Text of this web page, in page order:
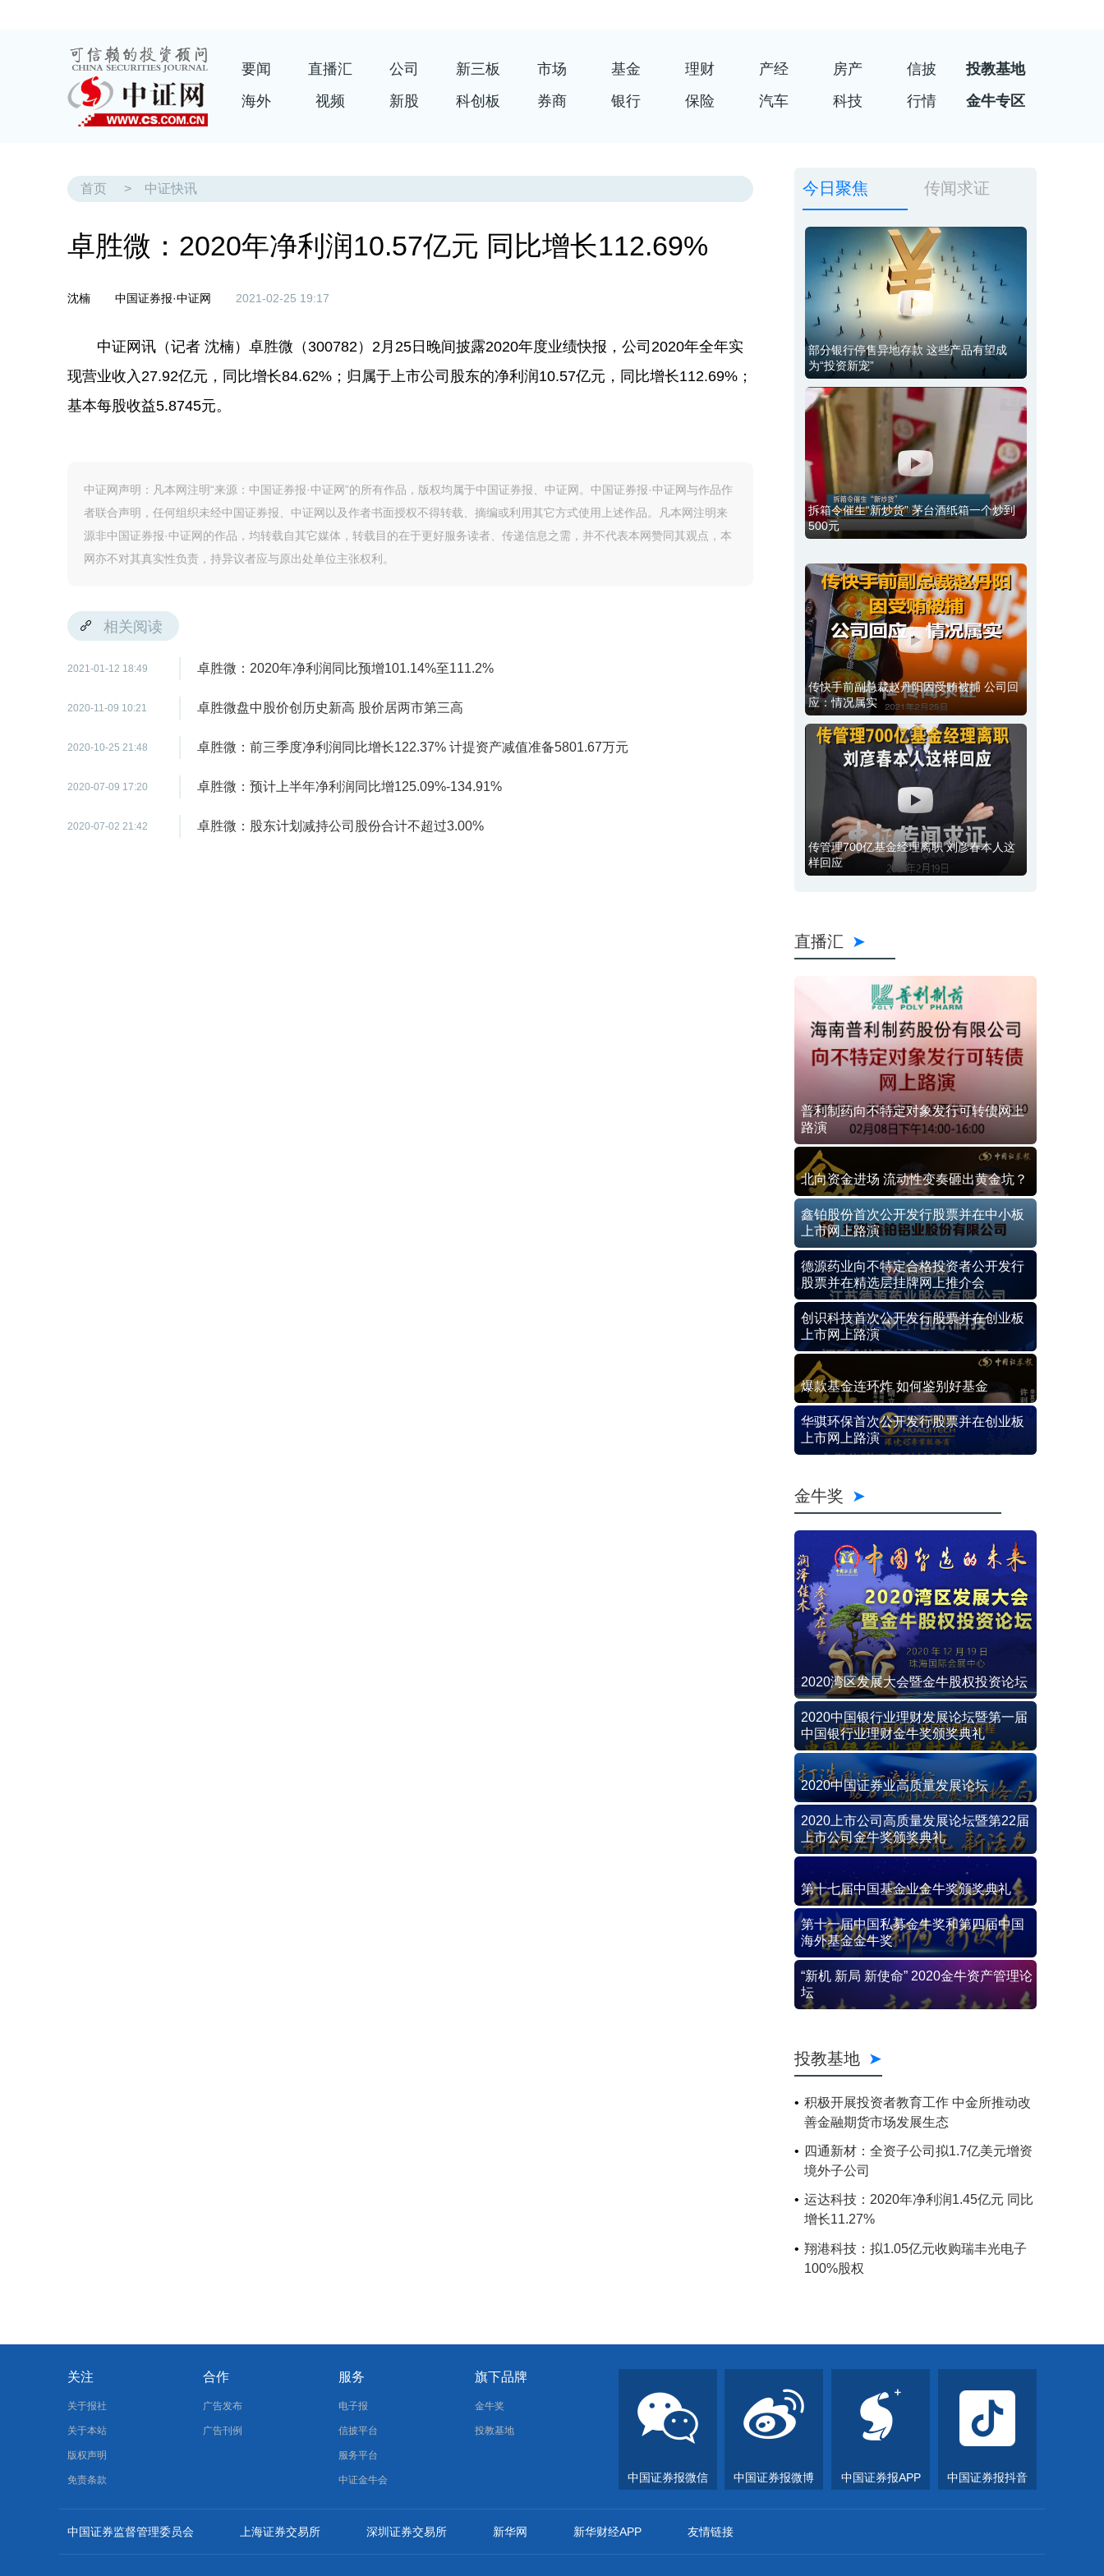
要闻 直播汇 公司 新三板 市场 基金 理财 产经 房产 信披
投教基地
海外
视频 新股 科创板 券商 银行 保险 汽车 科技 行情 金牛专区
首页 > 中证快讯
卓胜微：2020年净利润10.57亿元 同比增长112.69%
沈楠 中国证券报·中证网 2021-02-25 19:17
中证网讯（记者 沈楠）卓胜微（300782）2月25日晚间披露2020年度业绩快报，公司2020年全年实
现营业收入27.92亿元，同比增长84.62%；归属于上市公司股东的净利润10.57亿元，同比增长112.69%；
基本每股收益5.8745元。
中证网声明：凡本网注明“来源：中国证券报·中证网”的所有作品，版权均属于中国证券报、中证网。中国证券报·中证网与作品作
者联合声明，任何组织未经中国证券报、中证网以及作者书面授权不得转载、摘编或利用其它方式使用上述作品。凡本网注明来
源非中国证券报·中证网的作品，均转载自其它媒体，转载目的在于更好服务读者、传递信息之需，并不代表本网赞同其观点，本
网亦不对其真实性负责，持异议者应与原出处单位主张权利。
相关阅读
2021-01-12 18:49 卓胜微：2020年净利润同比预增101.14%至111.2%
2020-11-09 10:21 卓胜微盘中股价创历史新高 股价居两市第三高
2020-10-25 21:48 卓胜微：前三季度净利润同比增长122.37% 计提资产减值准备5801.67万元
2020-07-09 17:20 卓胜微：预计上半年净利润同比增125.09%-134.91%
2020-07-02 21:42 卓胜微：股东计划减持公司股份合计不超过3.00%
今日聚焦 传闻求证
部分银行停售异地存款 这些产品有望成
为“投资新宠”
拆箱令催生“新炒货” 茅台酒纸箱一个炒到
500元
传快手前副总裁赵丹阳因受贿被捕 公司回
应：情况属实
传管理700亿基金经理离职 刘彦春本人这
样回应
直播汇
普利制药向不特定对象发行可转债网上
路演
北向资金进场 流动性变奏砸出黄金坑？
鑫铂股份首次公开发行股票并在中小板
上市网上路演
德源药业向不特定合格投资者公开发行
股票并在精选层挂牌网上推介会
创识科技首次公开发行股票并在创业板
上市网上路演
爆款基金连环炸 如何鉴别好基金
华骐环保首次公开发行股票并在创业板
上市网上路演
金牛奖
2020湾区发展大会暨金牛股权投资论坛
2020中国银行业理财发展论坛暨第一届
中国银行业理财金牛奖颁奖典礼
2020中国证券业高质量发展论坛
2020上市公司高质量发展论坛暨第22届
上市公司金牛奖颁奖典礼
第十七届中国基金业金牛奖颁奖典礼
第十一届中国私募金牛奖和第四届中国
海外基金金牛奖
“新机 新局 新使命” 2020金牛资产管理论
坛
投教基地
积极开展投资者教育工作 中金所推动改
善金融期货市场发展生态
四通新材：全资子公司拟1.7亿美元增资
境外子公司
运达科技：2020年净利润1.45亿元 同比
增长11.27%
翔港科技：拟1.05亿元收购瑞丰光电子
100%股权
关注
关于报社
关于本站
版权声明
免责条款
合作
广告发布
广告刊例
服务
电子报
信披平台
服务平台
中证金牛会
旗下品牌
金牛奖
投教基地
中国证券报微信 中国证券报微博 中国证券报APP 中国证券报抖音
中国证券监督管理委员会 上海证券交易所 深圳证券交易所 新华网 新华财经APP 友情链接